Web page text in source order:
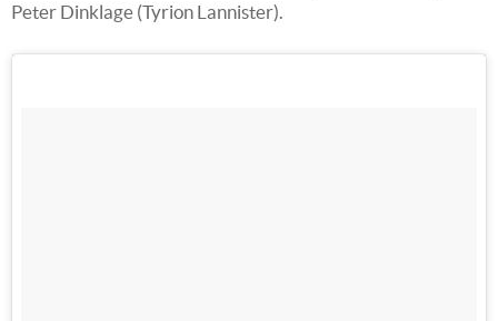
Peter Dinklage (Tyrion Lannister).